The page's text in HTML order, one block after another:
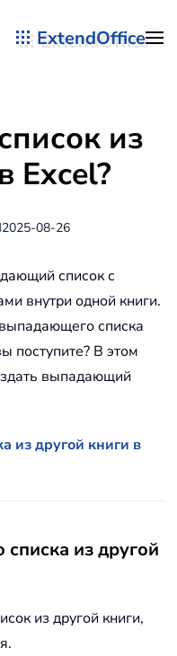
ExtendOffice
из
Excel?
2025-08-26
список с
внутри одной книги.
списка
поступите? В этом
выпадающий
из другой книги в
из другой
из другой книги,